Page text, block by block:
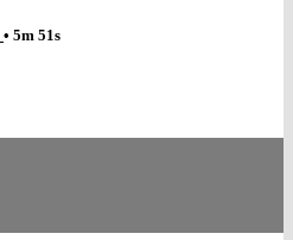
• 5m 51s